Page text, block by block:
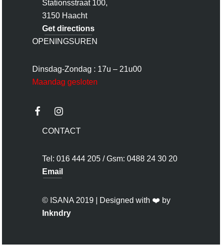
Stationsstraat 100,
3150 Haacht
Get directions
OPENINGSUREN
Dinsdag-Zondag : 17u – 21u00
Maandag gesloten
CONTACT
Tel: 016 444 205 / Gsm: 0488 24 30 20
Email
© ISANA 2019 | Designed with ❤️ by
Inkndry